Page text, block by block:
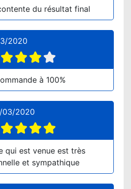
du résultat final
2020
à 100%
03/2020
qui est venue est très
et sympathique